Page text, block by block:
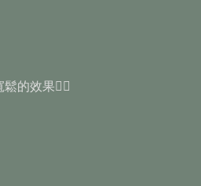
的效果✍🏻